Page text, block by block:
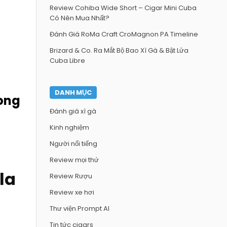
Review Cohiba Wide Short – Cigar Mini Cuba
Có Nên Mua Nhất?
Đánh Giá RoMa Craft CroMagnon PA Timeline
Brizard & Co. Ra Mắt Bộ Bao Xì Gà & Bật Lửa
Cuba Libre
DANH MỤC
Đánh giá xì gà
Kinh nghiệm
Người nổi tiếng
Review mọi thứ
Review Rượu
Review xe hơi
Thư viện Prompt AI
Tin tức cigars